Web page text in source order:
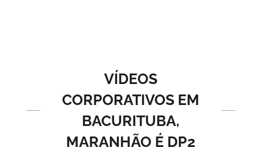
VÍDEOS
CORPORATIVOS EM
BACURITUBA,
MARANHÃO É DP2